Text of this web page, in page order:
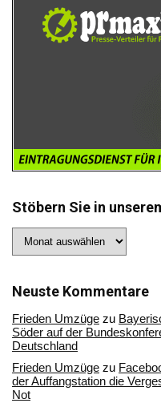
Stöbern Sie in
Sie
Archiv
Neuste Kommentare
Frieden Umzüge zu
Söder auf der
Deutschland
Frieden Umzüge zu
der Auffangstation die
Not